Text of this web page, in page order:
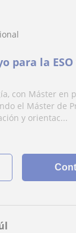
para la ESO
con Máster en
el Máster de
y orientac...